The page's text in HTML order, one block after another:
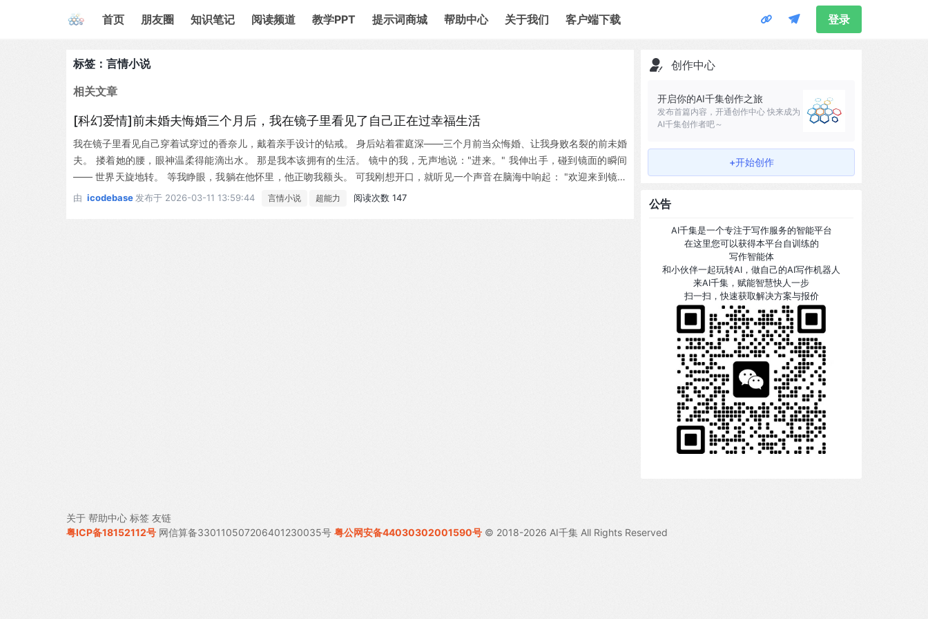
首页 朋友圈 知识笔记 阅读频道 教学PPT 提示词商城 帮助中心 关于我们 客户端下载 登录
标签：言情小说
相关文章
[科幻爱情]前未婚夫悔婚三个月后，我在镜子里看见了自己正在过幸福生活
我在镜子里看见自己穿着试穿过的香奈儿，戴着亲手设计的钻戒。 身后站着霍庭深——三个月前当众悔婚、让我身败名裂的前未婚
夫。 搂着她的腰，眼神温柔得能滴出水。 那是我本该拥有的生活。 镜中的我，无声地说："进来。" 我伸出手，碰到镜面的瞬间
—— 世界天旋地转。 等我睁眼，我躺在他怀里，他正吻我额头。 可我刚想开口，就听见一个声音在脑海中响起： "欢迎来到镜中
世界。三天后，你会知道所有真相。"
由 icodebase 发布于 2026-03-11 13:59:44 言情小说 超能力 阅读次数 147
创作中心
开启你的AI千集创作之旅
发布首篇内容，开通创作中心 快来成为
AI千集创作者吧～
+开始创作
公告
AI千集是一个专注于写作服务的智能平台
在这里您可以获得本平台自训练的
写作智能体
和小伙伴一起玩转AI，做自己的AI写作机器人
来AI千集，赋能智慧快人一步
扫一扫，快速获取解决方案与报价
关于 帮助中心 标签 友链
粤ICP备18152112号 网信算备330110507206401230035号 粤公网安备44030302001590号 © 2018-2026 AI千集 All Rights Reserved